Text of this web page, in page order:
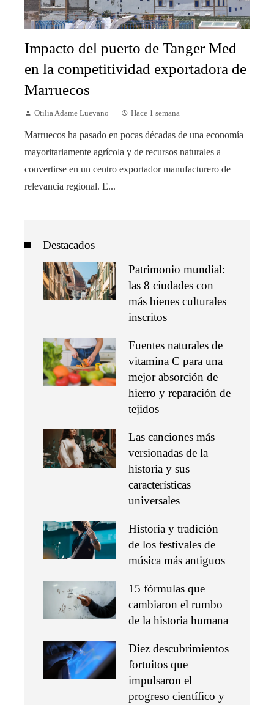
Impacto del puerto de Tanger Med
en la competitividad exportadora de
Marruecos
Otilia Adame Luevano Hace 1 semana
Marruecos ha pasado en pocas décadas de una economía
mayoritariamente agrícola y de recursos naturales a
convertirse en un centro exportador manufacturero de
relevancia regional. E...
Destacados
Patrimonio mundial:
las 8 ciudades con
más bienes culturales
inscritos
Fuentes naturales de
vitamina C para una
mejor absorción de
hierro y reparación de
tejidos
Las canciones más
versionadas de la
historia y sus
características
universales
Historia y tradición
de los festivales de
música más antiguos
15 fórmulas que
cambiaron el rumbo
de la historia humana
Diez descubrimientos
fortuitos que
impulsaron el
progreso científico y